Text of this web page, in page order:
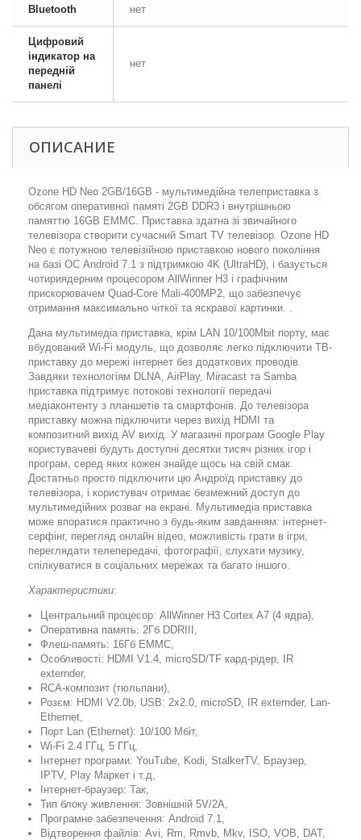
Bluetooth нет
Цифровий
індикатор на
передній
панелі
нет
ОПИСАНИЕ
Ozone HD Neo 2GB/16GB - мультимедійна телеприставка з
обсягом оперативної памяті 2GB DDR3 і внутрішньою
памяттю 16GB EMMC. Приставка здатна зі звичайного
телевізора створити сучасний Smart TV телевізор. Ozone HD
Neo є потужною телевізійною приставкою нового покоління
на базі ОС Android 7.1 з підтримкою 4K (UltraHD), і базується
чотириядерним процесором AllWinner H3 і графічним
прискорювачем Quad-Core Mali-400MP2, що забезпечує
отримання максимально чіткої та яскравої картинки. .
Дана мультимедіа приставка, крім LAN 10/100Mbit порту, має
вбудований Wi-Fi модуль, що дозволяє легко підключити ТВ-
приставку до мережі інтернет без додаткових проводів.
Завдяки технологіям DLNA, AirPlay, Miracast та Samba
приставка підтримує потокові технології передачі
медіаконтенту з планшетів та смартфонів. До телевізора
приставку можна підключити через вихід HDMI та
композитний вихід AV вихід. У магазині програм Google Play
користувачеві будуть доступні десятки тисяч різних ігор і
програм, серед яких кожен знайде щось на свій смак.
Достатньо просто підключити цю Андроїд приставку до
телевізора, і користувач отримає безмежний доступ до
мультимедійних розваг на екрані. Мультимедіа приставка
може впоратися практично з будь-яким завданням: інтернет-
серфінг, перегляд онлайн відео, можливість грати в ігри,
переглядати телепередачі, фотографії, слухати музику,
спілкуватися в соціальних мережах та багато іншого.
Характеристики:
Центральний процесор: AllWinner H3 Cortex A7 (4 ядра),
Оперативна память: 2Гб DDRIII,
Флеш-память: 16Гб EMMC,
Особливості: HDMI V1.4, microSD/TF кард-рідер, IR
externder,
RCA-композит (тюльпани),
Розєм: HDMI V2.0b, USB: 2х2.0, microSD, IR externder, Lan-
Ethernet,
Порт Lan (Ethernet): 10/100 Мбіт,
Wi-Fi 2.4 ГГц, 5 ГГц,
Інтернет програми: YouTube, Kodi, StalkerTV, Браузер,
IPTV, Play Маркет і т.д,
Інтернет-браузер: Так,
Тип блоку живлення: Зовнішній 5V/2A,
Програмне забезпечення: Android 7.1,
Відтворення файлів: Avi, Rm, Rmvb, Mkv, ISO, VOB, DAT,